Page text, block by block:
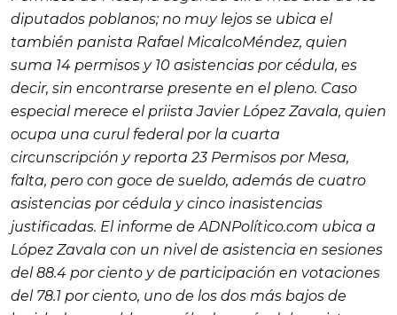
diputados poblanos; no muy lejos se ubica el
también panista Rafael MicalcoMéndez, quien
suma 14 permisos y 10 asistencias por cédula, es
decir, sin encontrarse presente en el pleno. Caso
especial merece el priista Javier López Zavala, quien
ocupa una curul federal por la cuarta
circunscripción y reporta 23 Permisos por Mesa,
falta, pero con goce de sueldo, además de cuatro
asistencias por cédula y cinco inasistencias
justificadas. El informe de ADNPolítico.com ubica a
López Zavala con un nivel de asistencia en sesiones
del 88.4 por ciento y de participación en votaciones
del 78.1 por ciento, uno de los dos más bajos de